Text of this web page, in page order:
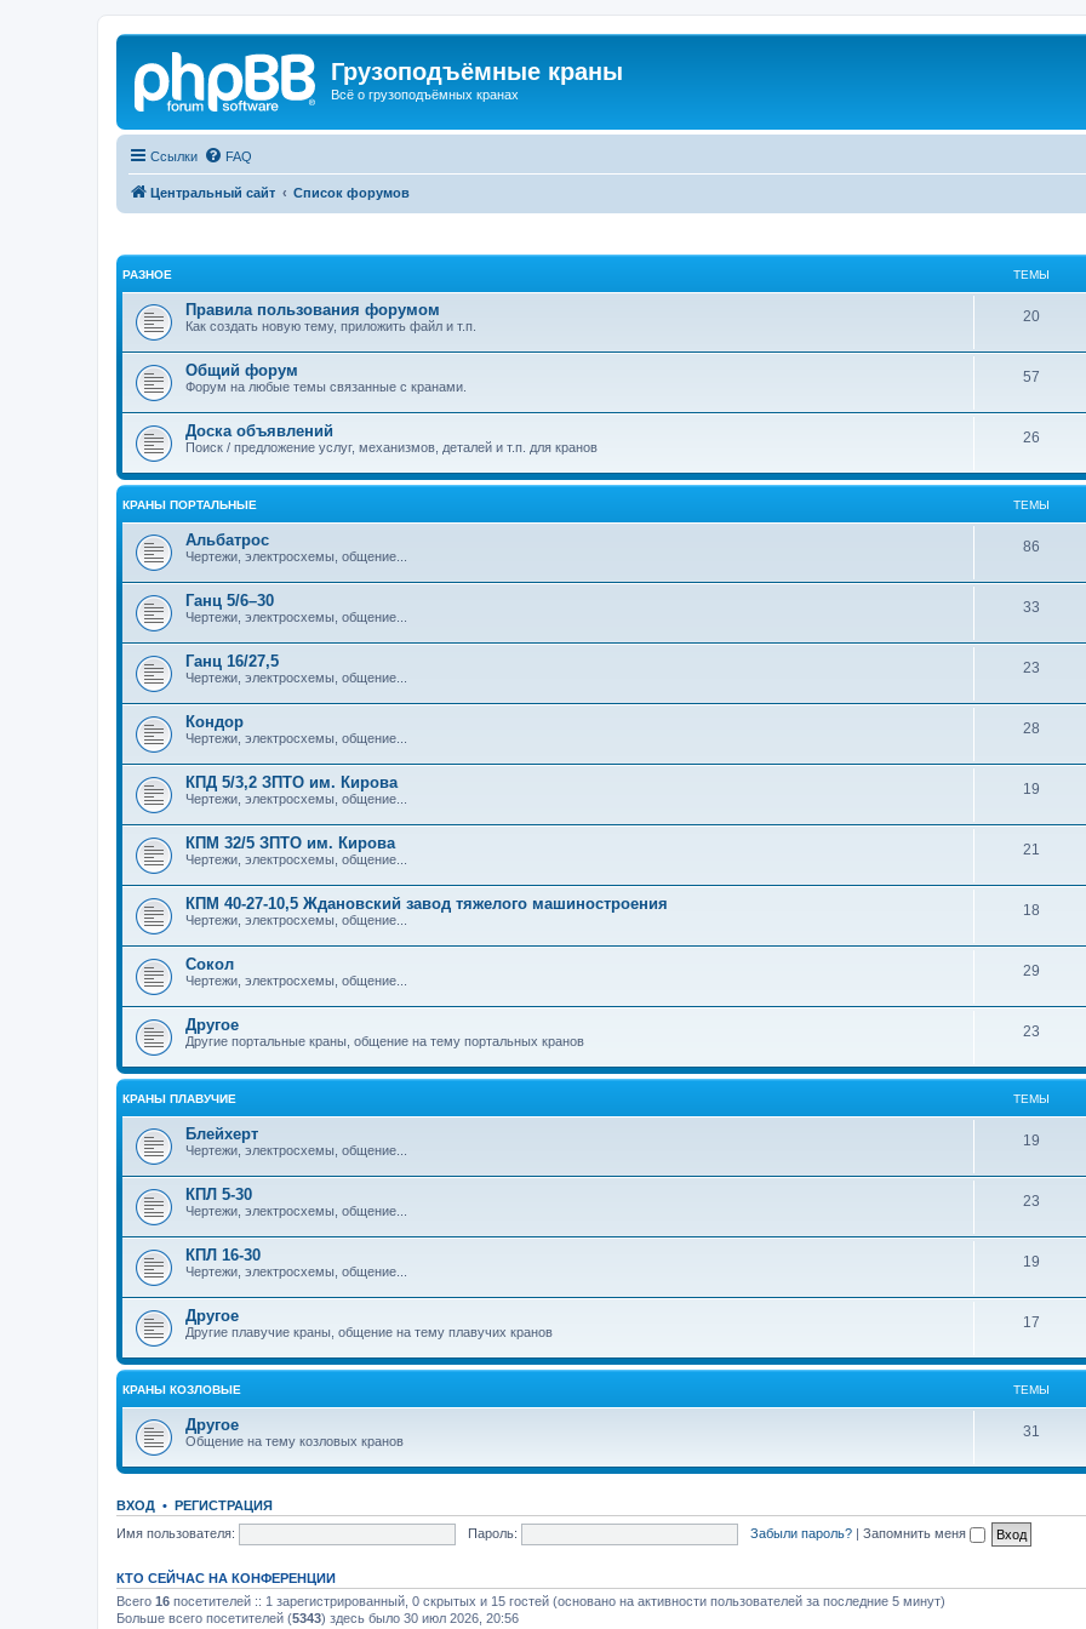
Грузоподъёмные краны
Всё о грузоподъёмных кранах
Ссылки FAQ
Центральный сайт Список форумов
РАЗНОЕ ТЕМЫ
Правила пользования форумом
Как создать новую тему, приложить файл и т.п.
20
Общий форум
Форум на любые темы связанные с кранами.
57
Доска объявлений
Поиск / предложение услуг, механизмов, деталей и т.п. для кранов
26
КРАНЫ ПОРТАЛЬНЫЕ ТЕМЫ
Альбатрос
Чертежи, электросхемы, общение...
86
Ганц 5/6–30
Чертежи, электросхемы, общение...
33
Ганц 16/27,5
Чертежи, электросхемы, общение...
23
Кондор
Чертежи, электросхемы, общение...
28
КПД 5/3,2 ЗПТО им. Кирова
Чертежи, электросхемы, общение...
19
КПМ 32/5 ЗПТО им. Кирова
Чертежи, электросхемы, общение...
21
КПМ 40-27-10,5 Ждановский завод тяжелого машиностроения
Чертежи, электросхемы, общение...
18
Сокол
Чертежи, электросхемы, общение...
29
Другое
Другие портальные краны, общение на тему портальных кранов
23
КРАНЫ ПЛАВУЧИЕ ТЕМЫ
Блейхерт
Чертежи, электросхемы, общение...
19
КПЛ 5-30
Чертежи, электросхемы, общение...
23
КПЛ 16-30
Чертежи, электросхемы, общение...
19
Другое
Другие плавучие краны, общение на тему плавучих кранов
17
КРАНЫ КОЗЛОВЫЕ ТЕМЫ
Другое
Общение на тему козловых кранов
31
ВХОД • РЕГИСТРАЦИЯ
Имя пользователя:
Пароль: Забыли пароль? | Запомнить меня
КТО СЕЙЧАС НА КОНФЕРЕНЦИИ
Всего 16 посетителей :: 1 зарегистрированный, 0 скрытых и 15 гостей (основано на активности пользователей за последние 5 минут)
Больше всего посетителей (5343) здесь было 30 июл 2026, 20:56